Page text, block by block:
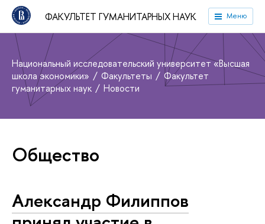
ФАКУЛЬТЕТ ГУМАНИТАРНЫХ НАУК Меню
Национальный исследовательский университет «Высшая
школа экономики»
Факультеты
Факультет
гуманитарных наук
Новости
Общество
Александр Филиппов